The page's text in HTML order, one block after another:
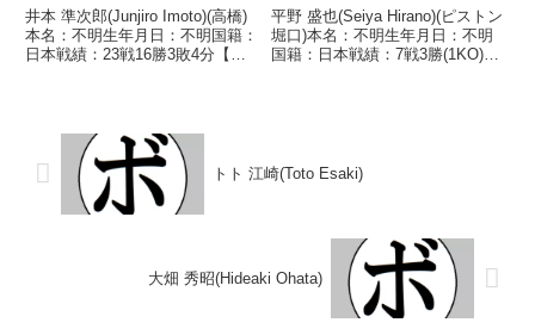
井本 準次郎(Junjiro Imoto)(高橋)
本名：不明生年月日：不明国籍：
日本戦績：23戦16勝3敗4分【獲
橋)1947/04/03 ○2RKO 宮...
平野 盛也(Seiya Hirano)(ピストン
堀口)本名：不明生年月日：不明
国籍：日本戦績：7戦3勝(1KO)1
トト 江崎(Toto Esaki)
大畑 秀昭(Hideaki Ohata)